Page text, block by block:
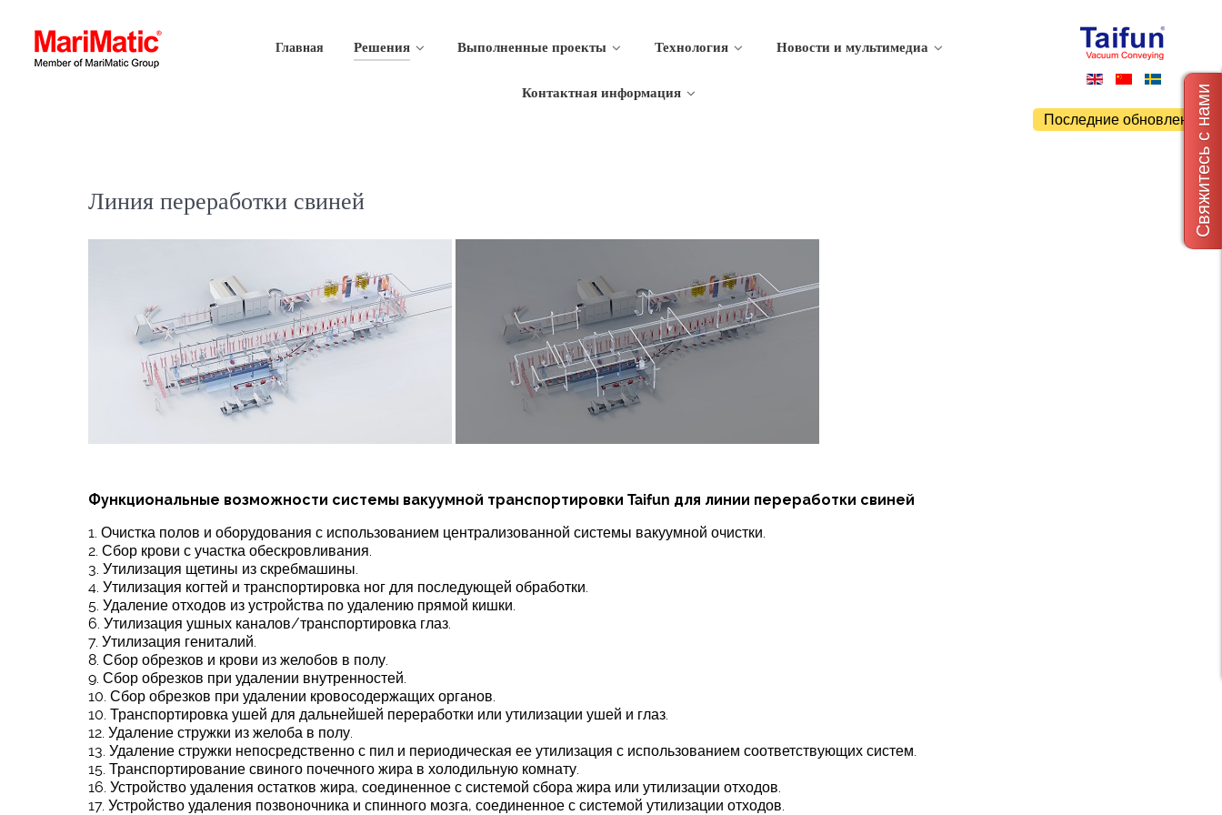
Главная Решения Выполненные проекты Технология Новости и мультимедиа
Контактная информация
Последние обновления
Линия переработки свиней
Функциональные возможности системы вакуумной транспортировки Taifun для линии переработки свиней
1. Очистка полов и оборудования с использованием централизованной системы вакуумной очистки.
2. Сбор крови с участка обескровливания.
3. Утилизация щетины из скребмашины.
4. Утилизация когтей и транспортировка ног для последующей обработки.
5. Удаление отходов из устройства по удалению прямой кишки.
6. Утилизация ушных каналов/транспортировка глаз.
7. Утилизация гениталий.
8. Сбор обрезков и крови из желобов в полу.
9. Сбор обрезков при удалении внутренностей.
10. Сбор обрезков при удалении кровосодержащих органов.
10. Транспортировка ушей для дальнейшей переработки или утилизации ушей и глаз.
12. Удаление стружки из желоба в полу.
13. Удаление стружки непосредственно с пил и периодическая ее утилизация с использованием соответствующих систем.
15. Транспортирование свиного почечного жира в холодильную комнату.
16. Устройство удаления остатков жира, соединенное с системой сбора жира или утилизации отходов.
17. Устройство удаления позвоночника и спинного мозга, соединенное с системой утилизации отходов.
Свяжитесь с нами